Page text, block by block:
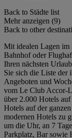
Back to Städte list
Mehr anzeigen (9)
Back to other
Mit idealen Lagen im
Bahnhof oder
Ihren nächsten
Sie sich die Liste der
Angeboten und
vom Le Club Accor-
über 2.000 Hotels
Hotels auf der
modernen Hotels zu
um die Uhr, an 7
Parkplatz, Bar sowie